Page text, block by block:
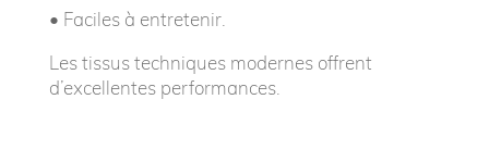
• Faciles à entretenir.
Les tissus techniques modernes offrent
d’excellentes performances.